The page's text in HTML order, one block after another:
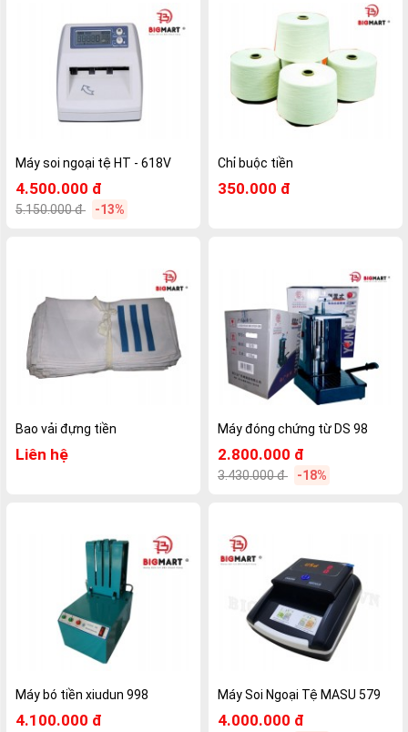
Máy soi ngoại tệ HT - 618V
4.500.000 đ
5.150.000 đ -13%
Chỉ buộc tiền
350.000 đ
Bao vải đựng tiền
Liên hệ
Máy đóng chứng từ DS 98
2.800.000 đ
3.430.000 đ -18%
Máy bó tiền xiudun 998
4.100.000 đ
Máy Soi Ngoại Tệ MASU 579
4.000.000 đ